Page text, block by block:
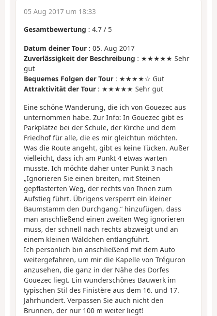
05 Aug 2017 um 18:33
Gesamtbewertung : 4.7 / 5
Datum deiner Tour : 05. Aug 2017
Zuverlässigkeit der Beschreibung : ★★★★★ Sehr
gut
Bequemes Folgen der Tour : ★★★★☆ Gut
Attraktivität der Tour : ★★★★★ Sehr gut
Eine schöne Wanderung, die ich von Gouezec aus
unternommen habe. Zur Info: In Gouezec gibt es
Parkplätze bei der Schule, der Kirche und dem
Friedhof für alle, die es mir gleichtun möchten.
Was die Route angeht, gibt es keine Tücken. Außer
vielleicht, dass ich am Punkt 4 etwas warten
musste. Ich möchte daher unter Punkt 3 nach
„Ignorieren Sie einen breiten, mit Steinen
gepflasterten Weg, der rechts von Ihnen zum
Aufstieg führt. Übrigens versperrt ein kleiner
Baumstamm den Durchgang.“ hinzufügen, dass
man anschließend einen zweiten Weg ignorieren
muss, der schnell nach rechts abzweigt und an
einem kleinen Wäldchen entlangführt.
Ich persönlich bin anschließend mit dem Auto
weitergefahren, um mir die Kapelle von Tréguron
anzusehen, die ganz in der Nähe des Dorfes
Gouezec liegt. Ein wunderschönes Bauwerk im
typischen Stil des Finistère aus dem 16. und 17.
Jahrhundert. Verpassen Sie auch nicht den
Brunnen, der nur 100 m weiter liegt!